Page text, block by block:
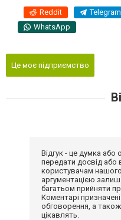
Reddit Telegram
WhatsApp
Це моє підприємство
Відгук - це думка або
передати досвід або
користувачам
аргументацією
багатьом прийняти
Коментарі
обговорення, а
цікавлять.